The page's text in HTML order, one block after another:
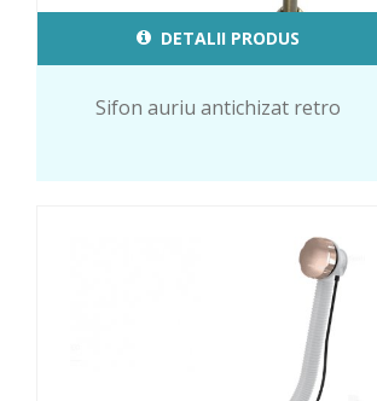
DETALII PRODUS
Sifon auriu antichizat retro